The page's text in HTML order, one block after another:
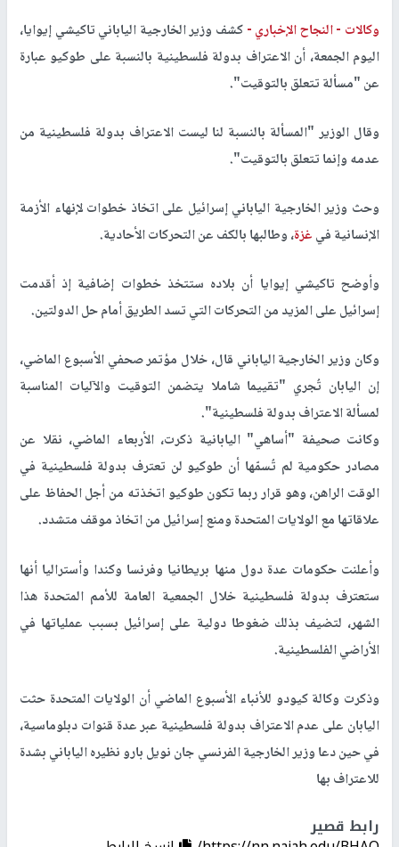
وكالات -النجاح الإخباري -كشف وزير الخارجية الياباني تاكيشي إيوايا،
اليوم الجمعة، أن الاعتراف بدولة فلسطينية بالنسبة على طوكيو عبارة
عن "مسألة تتعلق بالتوقيت".
وقال الوزير "المسألة بالنسبة لنا ليست الاعتراف بدولة فلسطينية من
عدمه وإنما تتعلق بالتوقيت".
وحث وزير الخارجية الياباني إسرائيل على اتخاذ خطوات لإنهاء الأزمة
الإنسانية فيغزة، وطالبها بالكف عن التحركات الأحادية.
وأوضح تاكيشي إيوايا أن بلاده ستتخذ خطوات إضافية إذ أقدمت
إسرائيل على المزيد من التحركات التي تسد الطريق أمام حل الدولتين.
وكان وزير الخارجية الياباني قال، خلال مؤتمر صحفي الأسبوع الماضي،
إن اليابان تُجري "تقييما شاملا يتضمن التوقيت والآليات المناسبة
لمسألة الاعتراف بدولة فلسطينية".
وكانت صحيفة "أساهي" اليابانية ذكرت، الأربعاء الماضي، نقلا عن
مصادر حكومية لم تُسمّها أن طوكيو لن تعترف بدولة فلسطينية في
الوقت الراهن، وهو قرار ربما تكون طوكيو اتخذته من أجل الحفاظ على
علاقاتها مع الولايات المتحدة ومنع إسرائيل من اتخاذ موقف متشدد.
وأعلنت حكومات عدة دول منها بريطانيا وفرنسا وكندا وأستراليا أنها
ستعترف بدولة فلسطينية خلال الجمعية العامة للأمم المتحدة هذا
الشهر، لتضيف بذلك ضغوطا دولية على إسرائيل بسبب عملياتها في
الأراضي الفلسطينية.
وذكرت وكالة كيودو للأنباء الأسبوع الماضي أن الولايات المتحدة حثت
اليابان على عدم الاعتراف بدولة فلسطينية عبر عدة قنوات دبلوماسية،
في حين دعا وزير الخارجية الفرنسي جان نويل بارو نظيره الياباني بشدة
للاعتراف بها
رابط قصير